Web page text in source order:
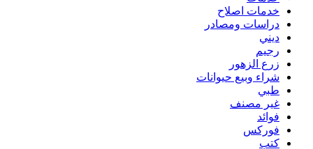
خدمات اصلاح
دراسات ومصادر
ديني
رجيم
زرع الزهور
شراء وبيع حيوانات
طبي
غير مصنف
فوائد
فوركس
كتب